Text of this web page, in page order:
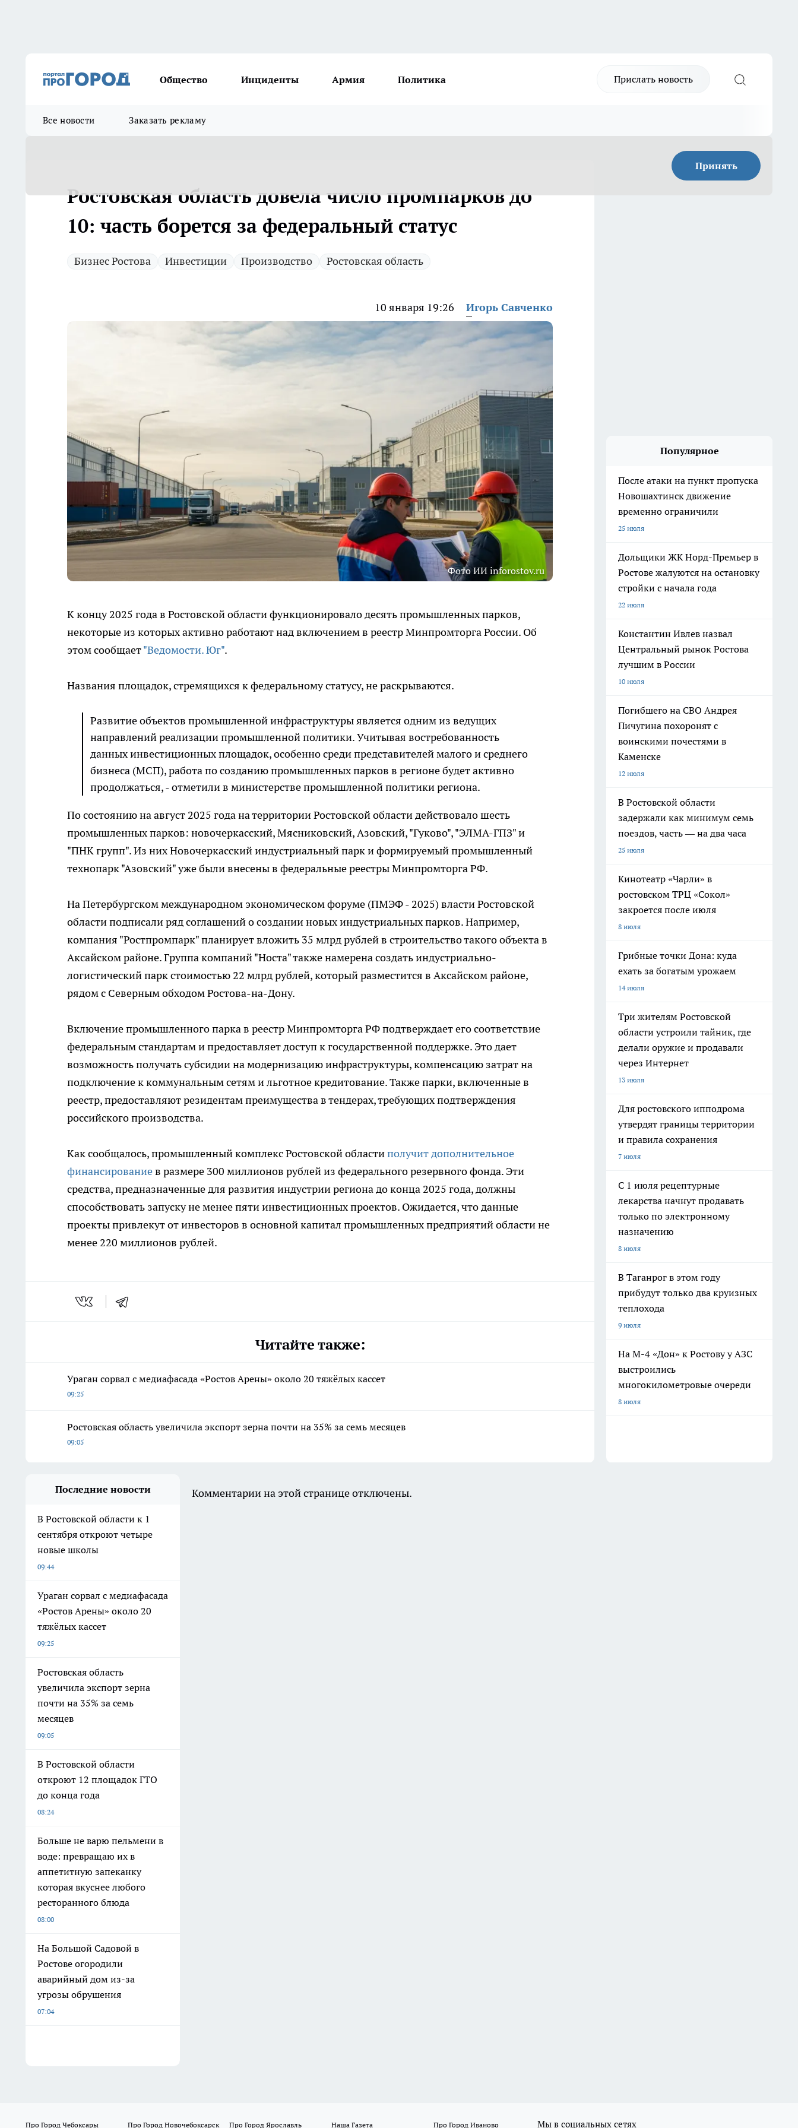
Общество Инциденты Армия Политика Прислать новость
Все новости Заказать рекламу
Принять
Ростовская область довела число промпарков до
10: часть борется за федеральный статус
Бизнес Ростова Инвестиции Производство Ростовская область
10 января 19:26 Игорь Савченко
Фото ИИ inforostov.ru
К концу 2025 года в Ростовской области функционировало десять промышленных парков,
некоторые из которых активно работают над включением в реестр Минпромторга России. Об
этом сообщает"Ведомости. Юг".
Названия площадок, стремящихся к федеральному статусу, не раскрываются.
Развитие объектов промышленной инфраструктуры является одним из ведущих
направлений реализации промышленной политики. Учитывая востребованность
данных инвестиционных площадок, особенно среди представителей малого и среднего
бизнеса (МСП), работа по созданию промышленных парков в регионе будет активно
продолжаться, - отметили в министерстве промышленной политики региона.
По состоянию на август 2025 года на территории Ростовской области действовало шесть
промышленных парков: новочеркасский, Мясниковский, Азовский, "Гуково", "ЭЛМА-ГПЗ" и
"ПНК групп". Из них Новочеркасский индустриальный парк и формируемый промышленный
технопарк "Азовский" уже были внесены в федеральные реестры Минпромторга РФ.
На Петербургском международном экономическом форуме (ПМЭФ - 2025) власти Ростовской
области подписали ряд соглашений о создании новых индустриальных парков. Например,
компания "Ростпромпарк" планирует вложить 35 млрд рублей в строительство такого объекта в
Аксайском районе. Группа компаний "Носта" также намерена создать индустриально-
логистический парк стоимостью 22 млрд рублей, который разместится в Аксайском районе,
рядом с Северным обходом Ростова-на-Дону.
Включение промышленного парка в реестр Минпромторга РФ подтверждает его соответствие
федеральным стандартам и предоставляет доступ к государственной поддержке. Это дает
возможность получать субсидии на модернизацию инфраструктуры, компенсацию затрат на
подключение к коммунальным сетям и льготное кредитование. Также парки, включенные в
реестр, предоставляют резидентам преимущества в тендерах, требующих подтверждения
российского производства.
Как сообщалось, промышленный комплекс Ростовской областиполучит дополнительное
финансированиев размере 300 миллионов рублей из федерального резервного фонда. Эти
средства, предназначенные для развития индустрии региона до конца 2025 года, должны
способствовать запуску не менее пяти инвестиционных проектов. Ожидается, что данные
проекты привлекут от инвесторов в основной капитал промышленных предприятий области не
менее 220 миллионов рублей.
Читайте также:
Ураган сорвал с медиафасада «Ростов Арены» около 20 тяжёлых кассет
09:25
Ростовская область увеличила экспорт зерна почти на 35% за семь месяцев
09:05
Популярное
После атаки на пункт пропуска
Новошахтинск движение
временно ограничили
25 июля
Дольщики ЖК Норд-Премьер в
Ростове жалуются на остановку
стройки с начала года
22 июля
Константин Ивлев назвал
Центральный рынок Ростова
лучшим в России
10 июля
Погибшего на СВО Андрея
Пичугина похоронят с
воинскими почестями в
Каменске
12 июля
В Ростовской области
задержали как минимум семь
поездов, часть — на два часа
25 июля
Кинотеатр «Чарли» в
ростовском ТРЦ «Сокол»
закроется после июля
8 июля
Грибные точки Дона: куда
ехать за богатым урожаем
14 июля
Три жителям Ростовской
области устроили тайник, где
делали оружие и продавали
через Интернет
13 июля
Для ростовского ипподрома
утвердят границы территории
и правила сохранения
7 июля
С 1 июля рецептурные
лекарства начнут продавать
только по электронному
назначению
8 июля
В Таганрог в этом году
прибудут только два круизных
теплохода
9 июля
На М-4 «Дон» к Ростову у АЗС
выстроились
многокилометровые очереди
8 июля
Последние новости
В Ростовской области к 1
сентября откроют четыре
новые школы
09:44
Ураган сорвал с медиафасада
«Ростов Арены» около 20
тяжёлых кассет
09:25
Ростовская область
увеличила экспорт зерна
почти на 35% за семь
месяцев
09:05
В Ростовской области
откроют 12 площадок ГТО
до конца года
08:24
Больше не варю пельмени в
воде: превращаю их в
аппетитную запеканку
которая вкуснее любого
ресторанного блюда
08:00
На Большой Садовой в
Ростове огородили
аварийный дом из-за
угрозы обрушения
07:04
Комментарии на этой странице отключены.
Про Город Чебоксары Про Город Новочебоксарск Про Город Ярославль Наша Газета Про Город Иваново Мы в социальных сетях